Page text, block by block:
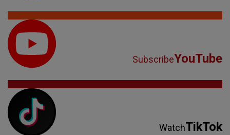
SubscribeYouTube
WatchTikTok